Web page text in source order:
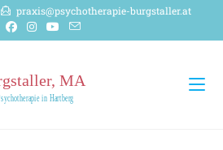
praxis@psychotherapie-burgstaller.at